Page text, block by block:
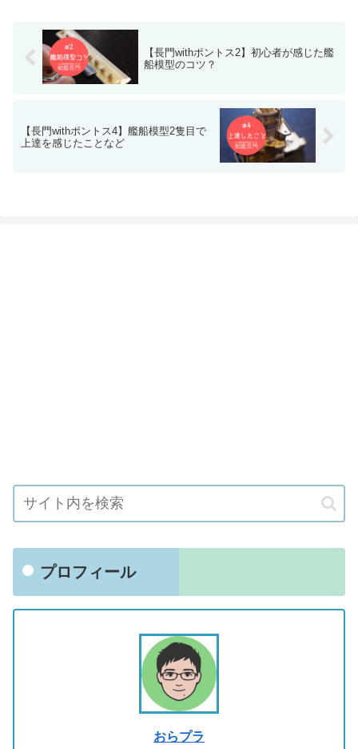
【長門withポントス2】初心者が感じた艦
船模型のコツ？
【長門withポントス4】艦船模型2隻目で
上達を感じたことなど
プロフィール
おらプラ